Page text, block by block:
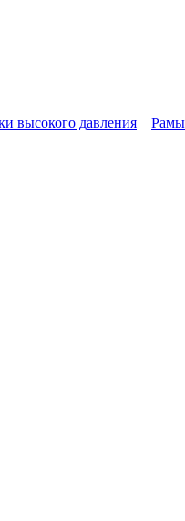
высокого давления
Рамы